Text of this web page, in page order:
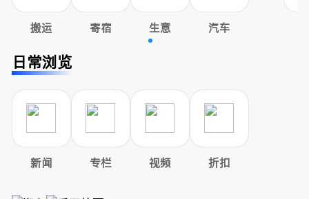
搬运 寄宿 生意 汽车
日常浏览
新闻 专栏 视频 折扣